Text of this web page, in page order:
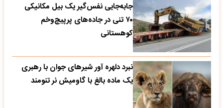
جابه‌جایی نفس‌گیر یک بیل مکانیکی
۷۰ تنی در جاده‌های پرپیچ‌وخم
کوهستانی
نبرد دلهره آور شیرهای جوان با رهبری
یک ماده بالغ با گاومیش نر تنومند